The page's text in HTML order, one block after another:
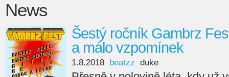
News
Šestý ročník Gambrz
a málo vzpomínek
1.8.2018 beatzz duke